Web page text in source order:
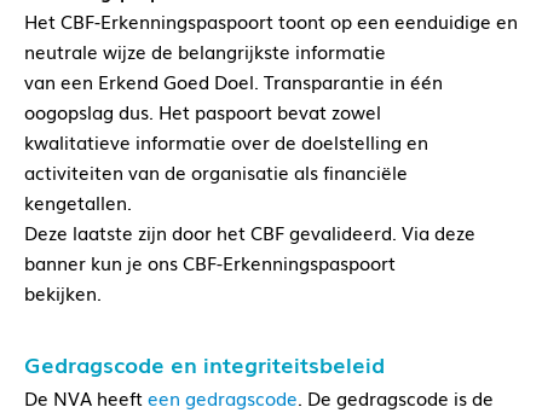
Het CBF-Erkenningspaspoort toont op een eenduidige en
neutrale wijze de belangrijkste informatie
van een Erkend Goed Doel. Transparantie in één
oogopslag dus. Het paspoort bevat zowel
kwalitatieve informatie over de doelstelling en
activiteiten van de organisatie als financiële
kengetallen.
Deze laatste zijn door het CBF gevalideerd. Via deze
banner kun je ons CBF-Erkenningspaspoort
bekijken.
Gedragscode en integriteitsbeleid
De NVA heefteen gedragscode. De gedragscode is de